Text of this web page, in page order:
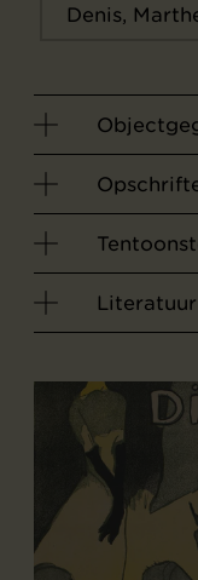
Denis,
Literatuur